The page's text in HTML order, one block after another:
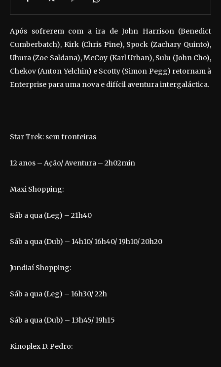
Após sofrerem com a ira de John Harrison (Benedict
Cumberbatch), Kirk (Chris Pine), Spock (Zachary Quinto),
Uhura (Zoe Saldana), McCoy (Karl Urban), Sulu (John Cho),
Chekov (Anton Yelchin) e Scotty (Simon Pegg) retornam à
Enterprise para uma nova e difícil aventura intergaláctica.
Star Trek: sem fronteiras
12 anos – Ação/ Aventura – 2h02min
Maxi Shopping:
Sáb a qua (Leg) – 21h40
Sáb a qua (Dub) – 14h10/ 16h40/ 19h10/ 20h20
Jundiaí Shopping:
Sáb a qua (Leg) – 16h30/ 22h
Sáb a qua (Dub) – 13h45/ 19h15
Kinoplex D. Pedro: